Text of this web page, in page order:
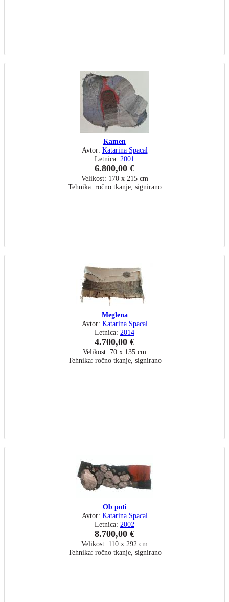
Kamen
Avtor: Katarina Spacal
Letnica: 2001
6.800,00 €
Velikost: 170 x 215 cm
Tehnika: ročno tkanje, signirano
Meglena
Avtor: Katarina Spacal
Letnica: 2014
4.700,00 €
Velikost: 70 x 135 cm
Tehnika: ročno tkanje, signirano
Ob poti
Avtor: Katarina Spacal
Letnica: 2002
8.700,00 €
Velikost: 110 x 292 cm
Tehnika: ročno tkanje, signirano